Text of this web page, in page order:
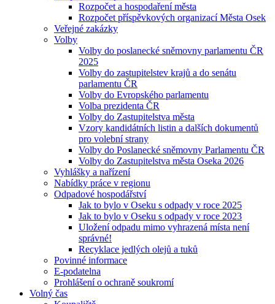
Rozpočet a hospodaření města
Rozpočet příspěvkových organizací Města Osek
Veřejné zakázky
Volby
Volby do poslanecké sněmovny parlamentu ČR
2025
Volby do zastupitelstev krajů a do senátu
parlamentu ČR
Volby do Evropského parlamentu
Volba prezidenta ČR
Volby do Zastupitelstva města
Vzory kandidátních listin a dalších dokumentů
pro volební strany
Volby do Poslanecké sněmovny Parlamentu ČR
Volby do Zastupitelstva města Oseka 2026
Vyhlášky a nařízení
Nabídky práce v regionu
Odpadové hospodářství
Jak to bylo v Oseku s odpady v roce 2025
Jak to bylo v Oseku s odpady v roce 2023
Uložení odpadu mimo vyhrazená místa není
správné!
Recyklace jedlých olejů a tuků
Povinné informace
E-podatelna
Prohlášení o ochraně soukromí
Volný čas